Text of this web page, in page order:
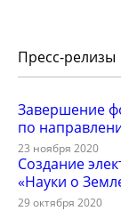
Пресс-релизы
Завершение
по
23 ноября 2020
Создание
«Науки о
29 октября 2020